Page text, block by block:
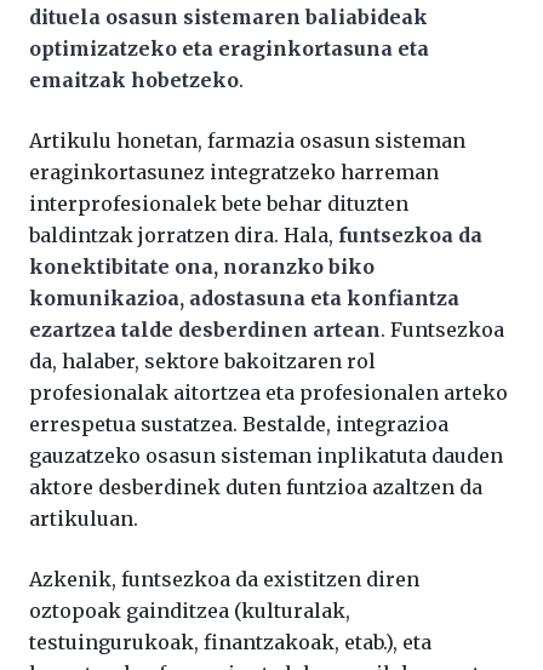
dituela osasun sistemaren baliabideak
optimizatzeko eta eraginkortasuna eta
emaitzak hobetzeko.
Artikulu honetan, farmazia osasun sisteman
eraginkortasunez integratzeko harreman
interprofesionalek bete behar dituzten
baldintzak jorratzen dira. Hala, funtsezkoa da
konektibitate ona, noranzko biko
komunikazioa, adostasuna eta konfiantza
ezartzea talde desberdinen artean. Funtsezkoa
da, halaber, sektore bakoitzaren rol
profesionalak aitortzea eta profesionalen arteko
errespetua sustatzea. Bestalde, integrazioa
gauzatzeko osasun sisteman inplikatuta dauden
aktore desberdinek duten funtzioa azaltzen da
artikuluan.
Azkenik, funtsezkoa da existitzen diren
oztopoak gainditzea (kulturalak,
testuingurukoak, finantzakoak, etab.), eta